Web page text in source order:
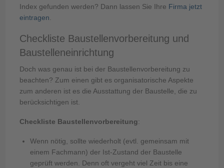
Index gefunden werden? Dann lassen Sie Ihre Firma jetzt
eintragen
Checkliste Baustellenvorbereitung und
Baustelleneinrichtung
Doch was genau ist bei der Baustellenvorbereitung zu
beachten? Zum einen gibt es organisatorische Aspekte
zum anderen ist es die Ausstattung der Baustelle, die zu
berücksichtigen ist.
Checkliste Baustellenvorbereitung:
Wenn nötig, sollte wiederholt (evtl. gemeinsam mit
einem Fachmann) der Ist-Zustand der Baustelle
geprüft werden. Denn oft vergeht viel Zeit bis eine